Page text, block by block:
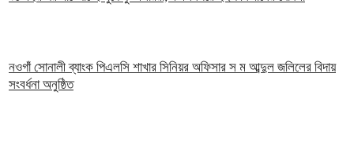
নওগাঁ সোনালী ব্যাংক পিএলসি শাখার সিনিয়র অফিসার স ম আব্দুল জলিলের বিদায়
সংবর্ধনা অনুষ্ঠিত